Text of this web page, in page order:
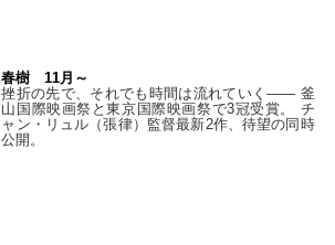
春樹 11月～
挫折の先で、それでも時間は流れていく—— 釜
山国際映画祭と東京国際映画祭で3冠受賞。 チ
ャン・リュル（張律）監督最新2作、待望の同時
公開。